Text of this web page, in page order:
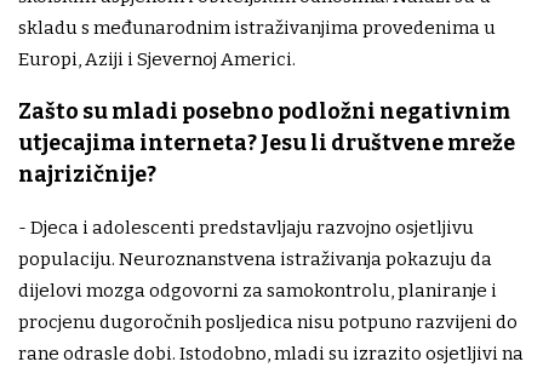
skladu s međunarodnim istraživanjima provedenima u
Europi, Aziji i Sjevernoj Americi.
Zašto su mladi posebno podložni negativnim
utjecajima interneta? Jesu li društvene mreže
najrizičnije?
- Djeca i adolescenti predstavljaju razvojno osjetljivu
populaciju. Neuroznanstvena istraživanja pokazuju da
dijelovi mozga odgovorni za samokontrolu, planiranje i
procjenu dugoročnih posljedica nisu potpuno razvijeni do
rane odrasle dobi. Istodobno, mladi su izrazito osjetljivi na